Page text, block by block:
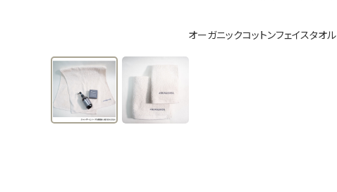
オーガニックコットンフェイスタオル